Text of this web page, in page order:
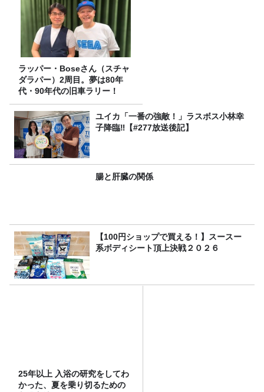
ラッパー・Boseさん（スチャ
ダラパー）2周目。夢は80年
代・90年代の旧車ラリー！
ユイカ「一番の強敵！」ラスボス小林幸
子降臨‼【#277放送後記】
腸と肝臓の関係
【100円ショップで買える！】スースー
系ボディシート頂上決戦２０２６
25年以上 入浴の研究をしてわ
かった、夏を乗り切るための